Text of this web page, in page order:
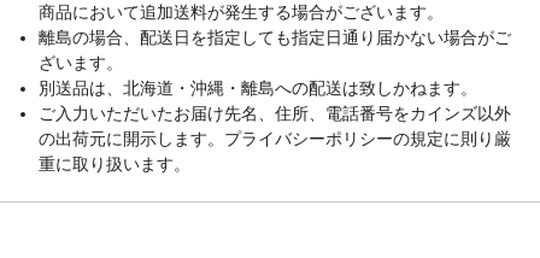
商品において追加送料が発生する場合がございます。
離島の場合、配送日を指定しても指定日通り届かない場合がご
ざいます。
別送品は、北海道・沖縄・離島への配送は致しかねます。
ご入力いただいたお届け先名、住所、電話番号をカインズ以外
の出荷元に開示します。プライバシーポリシーの規定に則り厳
重に取り扱います。